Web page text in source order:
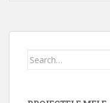
Search